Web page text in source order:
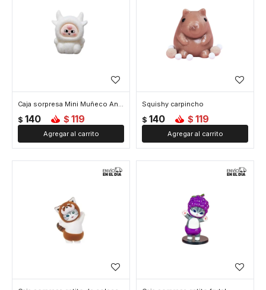
Caja sorpresa Mini Muñeco Animalitos
$ 140 $ 119
Squishy carpincho
$ 140 $ 119